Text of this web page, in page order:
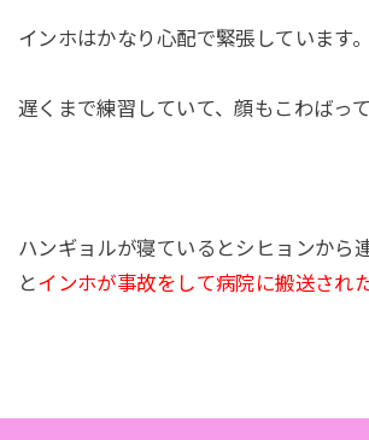
インホはかなり心配で緊張しています。
遅くまで練習していて、顔もこわばって
ハンギョルが寝ているとシヒョンから
とインホが事故をして病院に搬送され